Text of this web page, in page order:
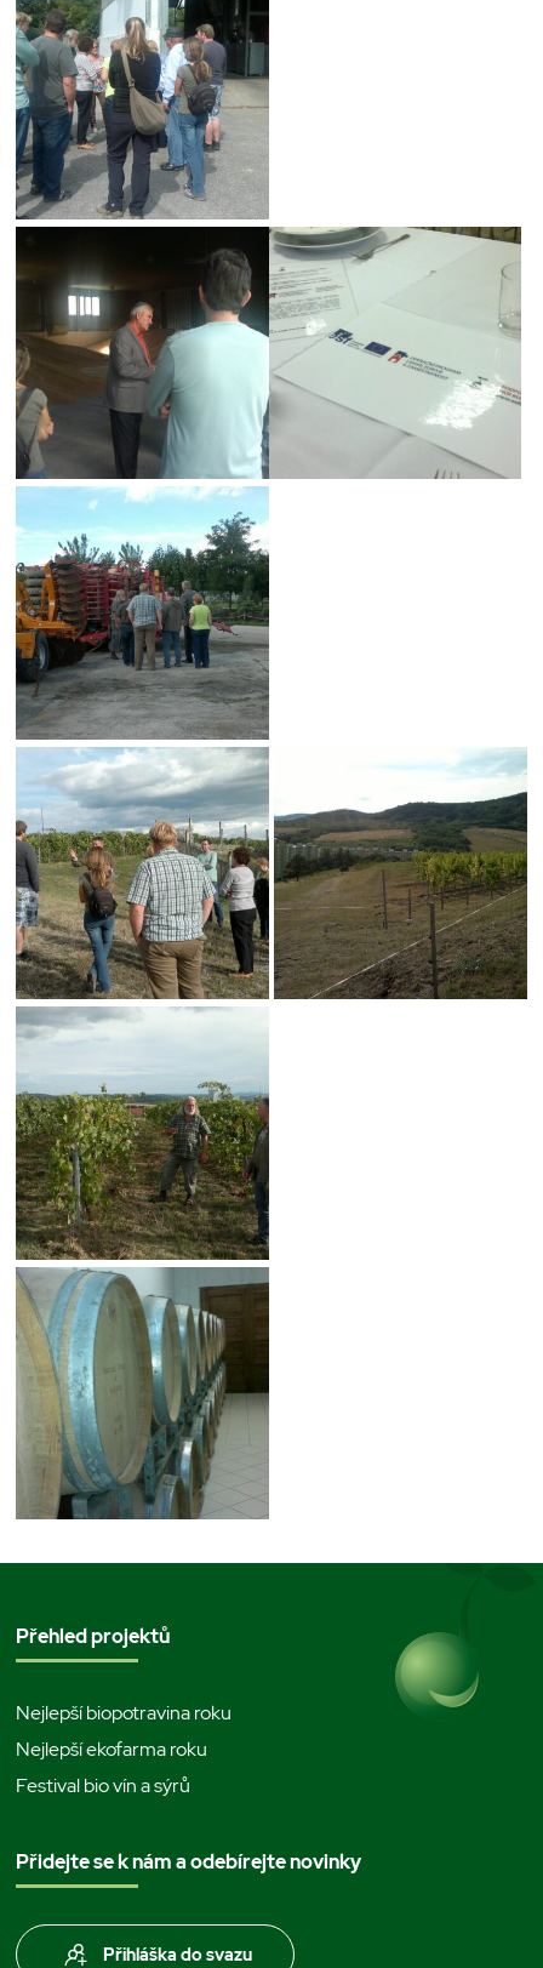
Přehled projektů
Nejlepší biopotravina roku
Nejlepší ekofarma roku
Festival bio vín a sýrů
Přidejte se k nám a odebírejte novinky
Přihláška do svazu